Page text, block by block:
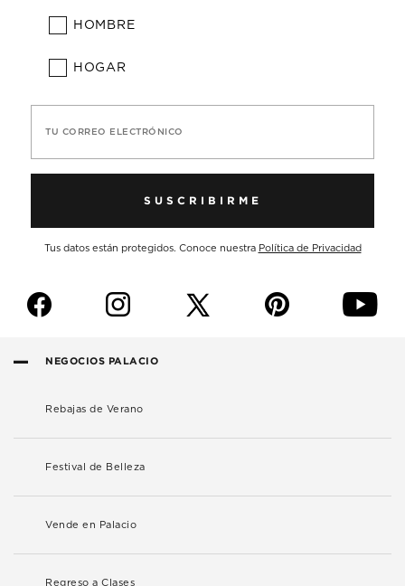
HOMBRE
HOGAR
TU CORREO ELECTRÓNICO
SUSCRIBIRME
Tus datos están protegidos. Conoce nuestra Política de Privacidad
f i p y
NEGOCIOS PALACIO
Rebajas de Verano
Festival de Belleza
Vende en Palacio
Regreso a Clases